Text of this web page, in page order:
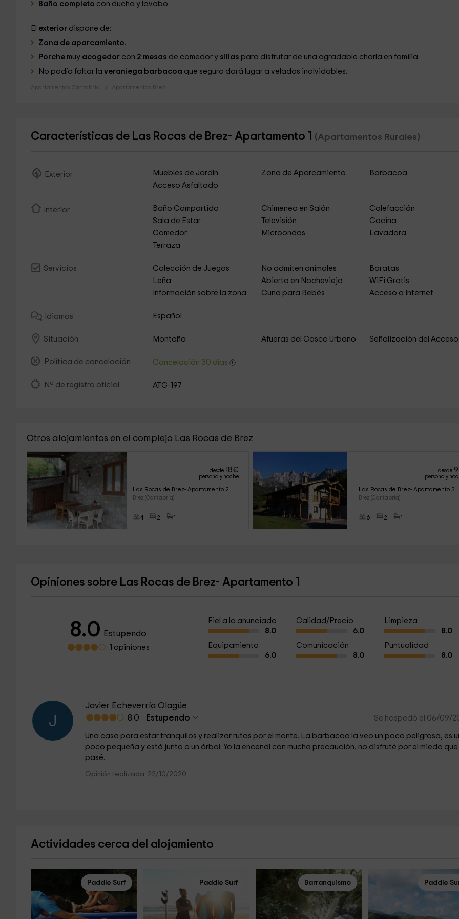
Baño completo con ducha y lavabo.
El exteriordispone de:
Zona de aparcamiento.
Porchemuy acogedorcon 2 mesas de comedor y sillas para disfrutar de una agradable charla en familia.
No podía faltar la veraniega barbacoa que seguro dará lugar a veladas inolvidables.
Apartamentos Cantabria Apartamentos Brez
Características de Las Rocas de Brez- Apartamento 1 (Apartamentos Rurales)
Exterior Muebles de Jardín Zona de Aparcamiento
Barbacoa
Acceso Asfaltado
Interior Baño Compartido Chimenea en Salón
Calefacción
Sala de Estar
Televisión
Cocina
Comedor
Microondas
Lavadora
Terraza
Servicios Colección de Juegos No admiten animales
Baratas
Leña
Abierto en Nochevieja
WiFi Gratis
Información sobre la zona
Cuna para Bebés Acceso a Internet
Idiomas Español
Situación Montaña Afueras del Casco Urbano Señalización del Acceso
Política de cancelación Cancelación 30 días
Nº de registro oficial ATG-197
Otros alojamientos en el complejo Las Rocas de Brez
desde 18€
persona y noche
Las Rocas de Brez- Apartamento 2
Brez (Cantabria)
4 2 1
desde 9
persona y
Las Rocas de Brez- Apartamento 3
Brez (Cantabria)
6 2 1
Opiniones sobre Las Rocas de Brez- Apartamento 1
8.0 Estupendo
1 opiniones
Fiel a lo anunciado
8.0
Calidad/Precio
6.0
Limpieza
8.0
Equipamiento
6.0
Comunicación
8.0
Puntualidad
8.0
J
Javier Echeverría Olagüe
Se hospedó el 06/09/
8.0 Estupendo
Una casa para estar tranquilos y realizar rutas por el monte. La barbacoa la veo un poco peligrosa, es
poco pequeña y está junto a un árbol. Yo la encendí con mucha precaución, no disfruté por el miedo que
pasé.
Opinión realizada: 22/10/2020
Actividades cerca del alojamiento
Paddle Surf Paddle Surf Barranquismo Paddle